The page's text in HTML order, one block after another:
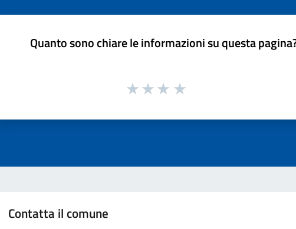
Quanto sono chiare le informazioni su questa
Contatta il comune